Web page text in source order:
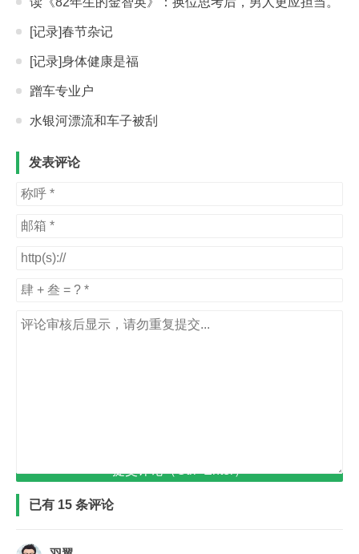
[记录]春节杂记
[记录]身体健康是福
蹭车专业户
水银河漂流和车子被刮
发表评论
已有 15 条评论